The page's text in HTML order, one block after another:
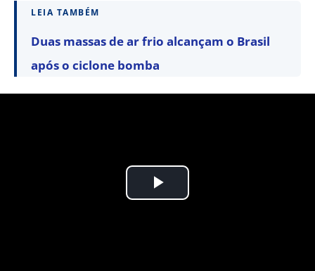
LEIA TAMBÉM
Duas massas de ar frio alcançam o Brasil
após o ciclone bomba